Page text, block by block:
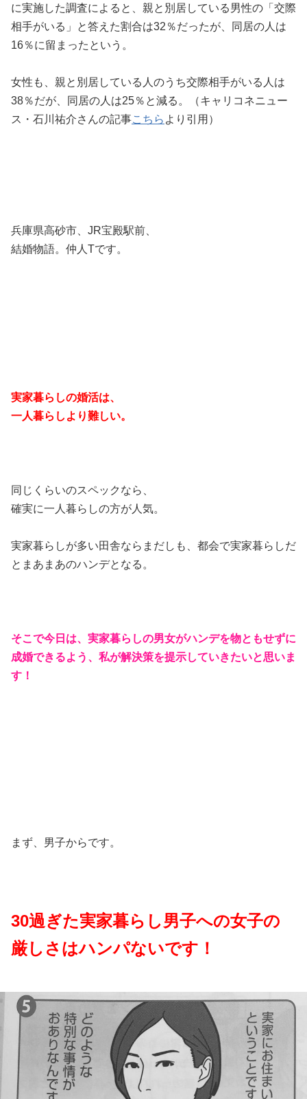
に実施した調査によると、親と別居している男性の「交際
相手がいる」と答えた割合は32％だったが、同居の人は
16％に留まったという。
女性も、親と別居している人のうち交際相手がいる人は
38％だが、同居の人は25％と減る。（キャリコネニュー
ス・石川祐介さんの記事こちら より引用）
兵庫県高砂市、JR宝殿駅前、
結婚物語。仲人Tです。
実家暮らしの婚活は、
一人暮らしより難しい。
同じくらいのスペックなら、
確実に一人暮らしの方が人気。
実家暮らしが多い田舎ならまだしも、都会で実家暮らしだ
とまあまあのハンデとなる。
そこで今日は、実家暮らしの男女がハンデを物ともせずに
成婚できるよう、私が解決策を提示していきたいと思いま
す！
まず、男子からです。
30過ぎた実家暮らし男子への女子の
厳しさはハンパないです！